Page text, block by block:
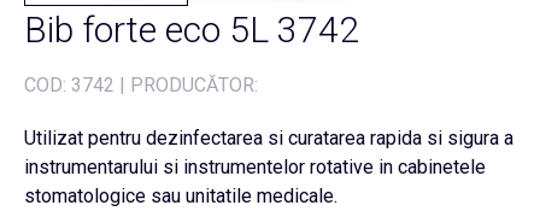
Bib forte eco 5L 3742
COD: 3742 | PRODUCĂTOR:
Utilizat pentru dezinfectarea si curatarea rapida si sigura a
instrumentarului si instrumentelor rotative in cabinetele
stomatologice sau unitatile medicale.